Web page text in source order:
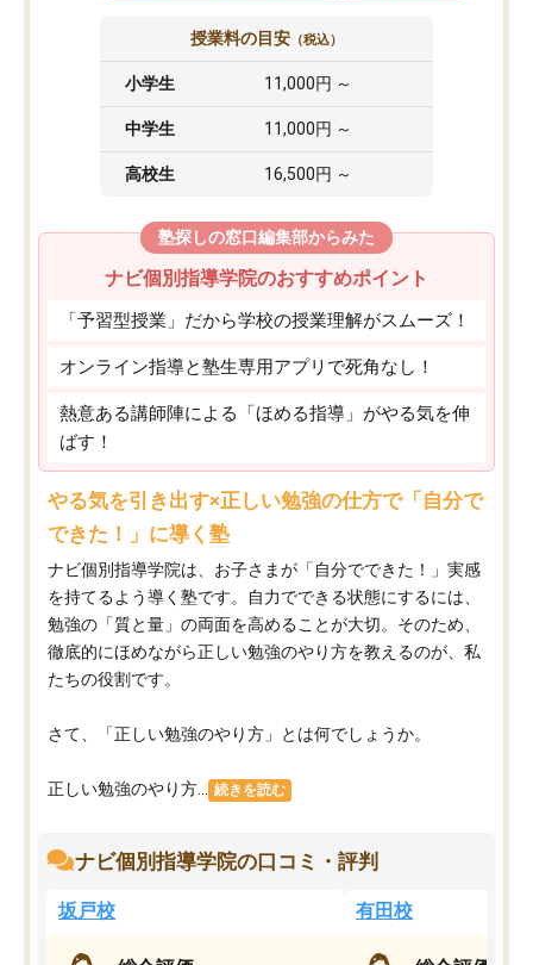
授業料の目安 （税込）
小学生 11,000円 ～
中学生 11,000円 ～
高校生 16,500円 ～
塾探しの窓口編集部からみた
ナビ個別指導学院のおすすめポイント
「予習型授業」だから学校の授業理解がスムーズ！
オンライン指導と塾生専用アプリで死角なし！
熱意ある講師陣による「ほめる指導」がやる気を伸
ばす！
やる気を引き出す×正しい勉強の仕方で「自分で
できた！」に導く塾
ナビ個別指導学院は、お子さまが「自分でできた！」実感
を持てるよう導く塾です。自力でできる状態にするには、
勉強の「質と量」の両面を高めることが大切。そのため、
徹底的にほめながら正しい勉強のやり方を教えるのが、私
たちの役割です。
さて、「正しい勉強のやり方」とは何でしょうか。
正しい勉強のやり方... 続きを読む
ナビ個別指導学院の口コミ・評判
坂戸校 有田校